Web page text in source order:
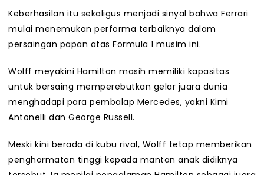
Keberhasilan itu sekaligus menjadi sinyal bahwa Ferrari
mulai menemukan performa terbaiknya dalam
persaingan papan atas Formula 1 musim ini.
Wolff meyakini Hamilton masih memiliki kapasitas
untuk bersaing memperebutkan gelar juara dunia
menghadapi para pembalap Mercedes, yakni Kimi
Antonelli dan George Russell.
Meski kini berada di kubu rival, Wolff tetap memberikan
penghormatan tinggi kepada mantan anak didiknya